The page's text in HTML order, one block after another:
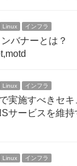
Linux インフラ
ンバナーとは？
Linux インフラ
実施すべきセ
サービスを維
Linux インフラ